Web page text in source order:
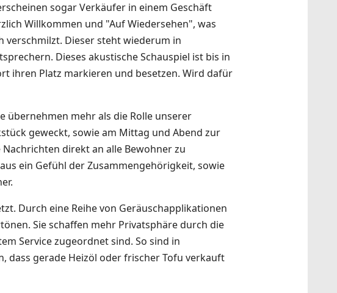
sogar Verkäufer in einem Geschäft
Willkommen und "Auf Wiedersehen", was
verschmilzt. Dieser steht wiederum in
Dieses akustische Schauspiel ist bis in
ihren Platz markieren und besetzen. Wird dafür
übernehmen mehr als die Rolle unserer
geweckt, sowie am Mittag und Abend zur
direkt an alle Bewohner zu
ein Gefühl der Zusammengehörigkeit, sowie
Durch eine Reihe von Geräuschapplikationen
Sie schaffen mehr Privatsphäre durch die
Service zugeordnet sind. So sind in
dass gerade Heizöl oder frischer Tofu verkauft